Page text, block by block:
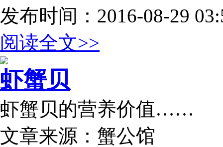
发布时间：2016-08-29
阅读全文>>
虾蟹贝
虾蟹贝的营养价值……
文章来源：蟹公馆